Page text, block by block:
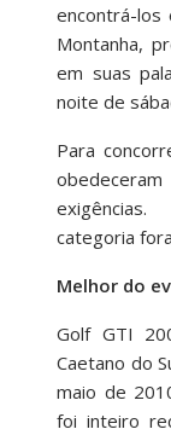
encontrá-los
Montanha,
em suas
noite de
Para
exigências.
categoria
Melhor do
Golf GTI
Caetano do
maio de
foi inteiro